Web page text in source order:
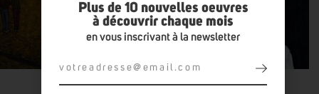
Plus de 10 nouvelles oeuvres
à découvrir chaque mois
en vous inscrivant à la newsletter